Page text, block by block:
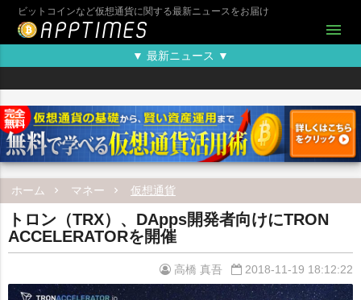
ビットコインなど仮想通貨に関する最新ニュースをお届け
menu
▼ 最新ニュース ▼
ホーム マネー 仮想通貨
トロン（TRX）、DApps開発者向けにTRON
ACCELERATORを開催
高橋 真吾 2018-11-19 18:12:22